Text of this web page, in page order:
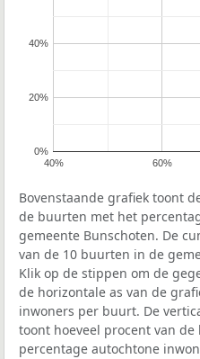
40% 60%
0%
20%
40%
Bovenstaande grafiek toont
de buurten met het
gemeente Bunschoten. De
van de 10 buurten in de
Klik op de stippen om de
de horizontale as van de
inwoners per buurt. De
toont hoeveel procent van
percentage autochtone